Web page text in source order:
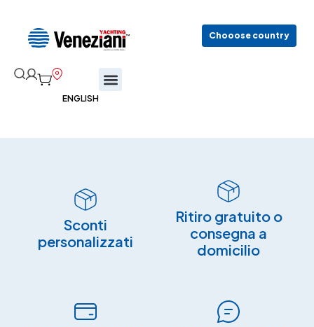
Chooose country
Sconti
personalizzati
Ritiro gratuito o
consegna a
domicilio